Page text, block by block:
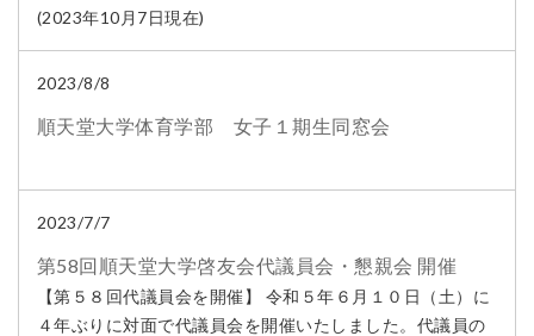
(2023年10月7日現在)
2023/8/8
順天堂大学体育学部 女子１期生同窓会
2023/7/7
第58回順天堂大学啓友会代議員会・懇親会 開催
【第５８回代議員会を開催】 令和５年６月１０日（土）に
４年ぶりに対面で代議員会を開催いたしました。代議員の